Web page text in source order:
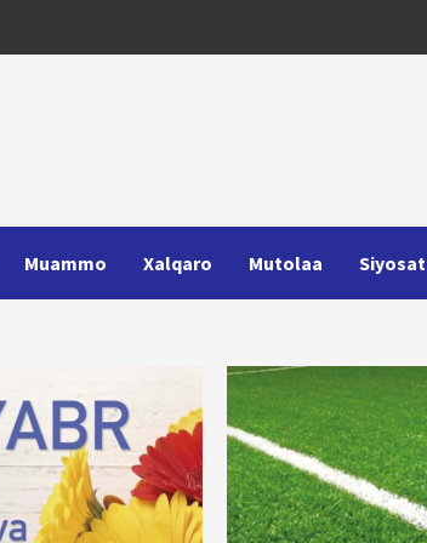
Muammo Xalqaro Mutolaa Siyosat